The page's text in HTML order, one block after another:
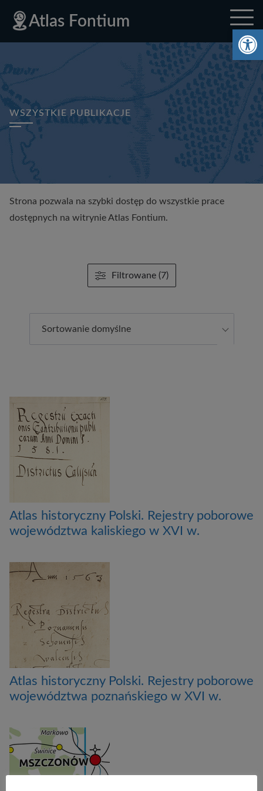
dostępności
menu
treści
stopki
prywatności
strony
prywatności
strony Atlas Fontium
WSZYSTKIE PUBLIKACJE
Strona pozwala na szybki dostęp do wszystkie prace
dostępnych na witrynie Atlas Fontium.
Filtrowane (7)
Sortowanie domyślne
Atlas historyczny Polski. Rejestry poborowe
województwa kaliskiego w XVI w.
Atlas historyczny Polski. Rejestry poborowe
województwa poznańskiego w XVI w.